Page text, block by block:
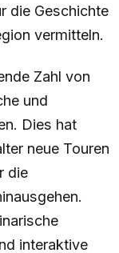
die Geschichte
vermitteln.
Zahl von
und
Dies hat
neue Touren
die
interaktive